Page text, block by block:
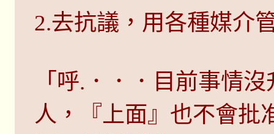
2.去抗議，用各種媒介
「呼.．．．目前事情
人，『上面』也不會批